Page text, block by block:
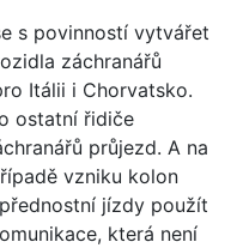
s povinností vytvářet
záchranářů
Itálii i Chorvatsko.
ostatní řidiče
průjezd. A na
vzniku kolon
jízdy použít
která není